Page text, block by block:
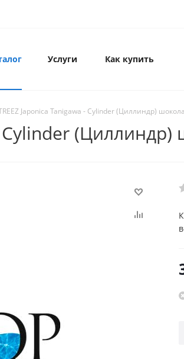
Услуги Как купить
Japonica Tanigawa - Cylinder (Циллиндр)